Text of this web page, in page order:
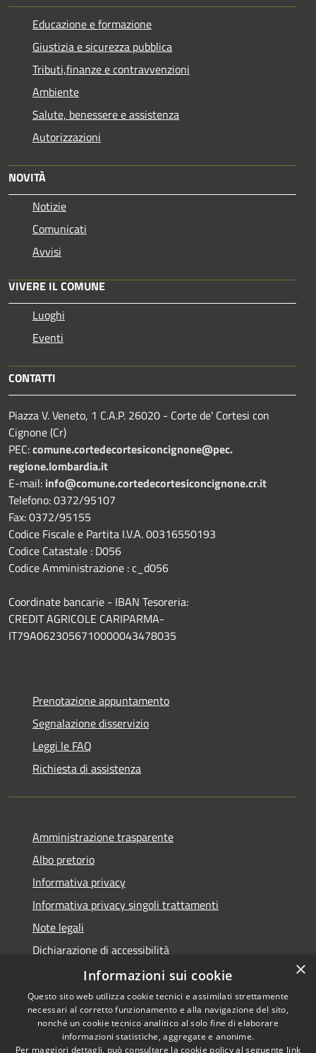
Educazione e formazione
Giustizia e sicurezza pubblica
Tributi,finanze e contravvenzioni
Ambiente
Salute, benessere e assistenza
Autorizzazioni
NOVITÀ
Notizie
Comunicati
Avvisi
VIVERE IL COMUNE
Luoghi
Eventi
CONTATTI
Piazza V. Veneto, 1 C.A.P. 26020 - Corte de' Cortesi con
Cignone (Cr)
PEC:comune.cortedecortesiconcignone@pec.
regione.lombardia.it
E-mail: info@comune.cortedecortesiconcignone.cr.it
Telefono: 0372/95107
Fax: 0372/95155
Codice Fiscale e Partita I.V.A. 00316550193
Codice Catastale : D056
Codice Amministrazione : c_d056
Coordinate bancarie - IBAN Tesoreria:
CREDIT AGRICOLE CARIPARMA-
IT79A0623056710000043478035
Prenotazione appuntamento
Segnalazione disservizio
Leggi le FAQ
Richiesta di assistenza
Amministrazione trasparente
Albo pretorio
Informativa privacy
Informativa privacy singoli trattamenti
Note legali
Dichiarazione di accessibilità
Obiettivi di accessibilità
RSS
Copyright © 2026 • Comune di
×
Informazioni sui cookie
Questo sito web utilizza cookie tecnici e assimilati strettamente
necessari al corretto funzionamento e alla navigazione del sito,
nonché un cookie tecnico analitico al solo fine di elaborare
informazioni statistiche, aggregate e anonime.
Per maggiori dettagli, può consultare la cookie policy al seguente link